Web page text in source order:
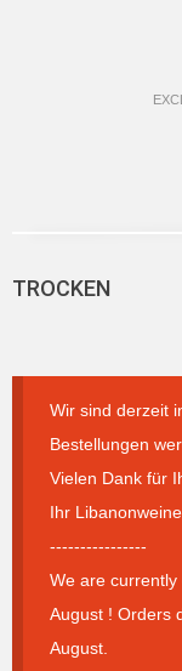
TROCKEN
Wir sind derzeit
Bestellungen
Vielen Dank für
Ihr
----------------
We are
August ! Orders
August.